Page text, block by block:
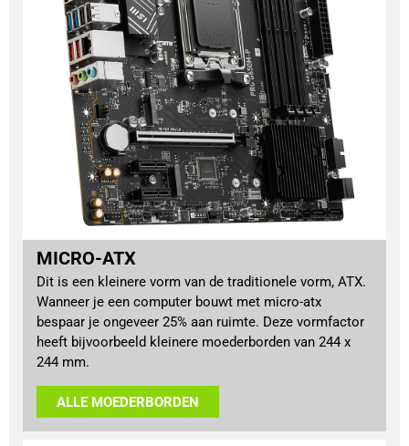
MICRO-ATX
Dit is een kleinere vorm van de traditionele vorm, ATX.
Wanneer je een computer bouwt met micro-atx
bespaar je ongeveer 25% aan ruimte. Deze vormfactor
heeft bijvoorbeeld kleinere moederborden van 244 x
244 mm.
ALLE MOEDERBORDEN